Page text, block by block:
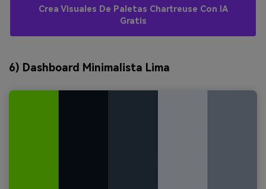
Crea Visuales De Paletas Chartreuse Con IA
Gratis
6) Dashboard Minimalista Lima